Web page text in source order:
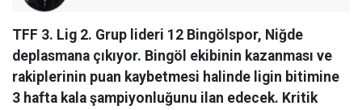
TFF 3. Lig 2. Grup lideri 12 Bingölspor, Niğde
deplasmana çıkıyor. Bingöl ekibinin kazanması ve
rakiplerinin puan kaybetmesi halinde ligin bitimine
3 hafta kala şampiyonluğunu ilan edecek. Kritik